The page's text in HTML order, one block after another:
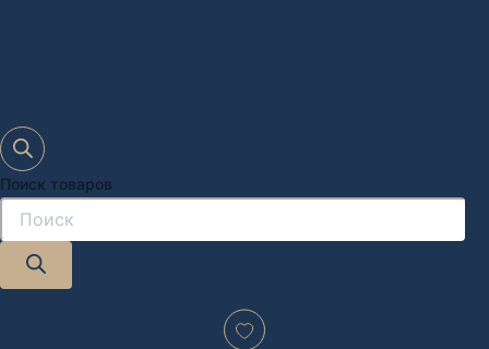
Поиск товаров
Дизайн-проект "под ключ" в Москве